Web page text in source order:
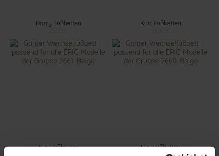
Harry Fußbetten
Kurt Fußbetten
Eric Fußbetten
Eric Fußbetten
35,00 €